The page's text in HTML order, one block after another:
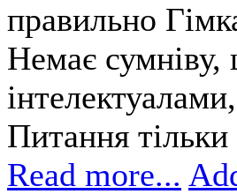
правильно
Немає
Питання тільки
Read more...